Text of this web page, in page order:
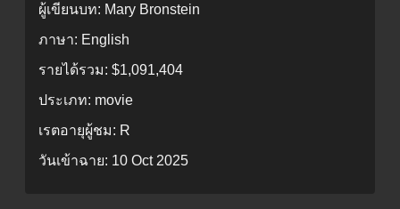
ผู้เขียนบท: Mary Bronstein
ภาษา: English
รายได้รวม: $1,091,404
ประเภท: movie
เรตอายุผู้ชม: R
วันเข้าฉาย: 10 Oct 2025